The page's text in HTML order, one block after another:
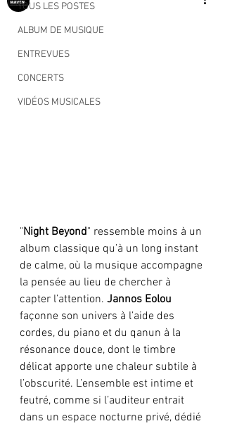
TOUS LES POSTES
ALBUM DE MUSIQUE
ENTREVUES
CONCERTS
VIDÉOS MUSICALES
"Night Beyond" ressemble moins à un
album classique qu’à un long instant
de calme, où la musique accompagne
la pensée au lieu de chercher à
capter l’attention. Jannos Eolou
façonne son univers à l’aide des
cordes, du piano et du qanun à la
résonance douce, dont le timbre
délicat apporte une chaleur subtile à
l’obscurité. L’ensemble est intime et
feutré, comme si l’auditeur entrait
dans un espace nocturne privé, dédié